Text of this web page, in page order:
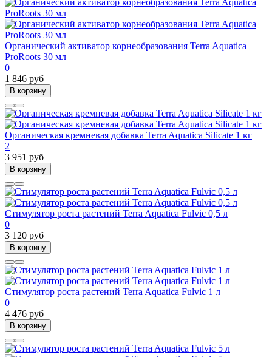
Органический активатор корнеобразования Terra Aquatica
ProRoots 30 мл
0
1 846 руб
В корзину
Органическая кремневая добавка Terra Aquatica Silicate 1 кг
2
3 951 руб
В корзину
Стимулятор роста растений Terra Aquatica Fulvic 0,5 л
0
3 120 руб
В корзину
Стимулятор роста растений Terra Aquatica Fulvic 1 л
0
4 476 руб
В корзину